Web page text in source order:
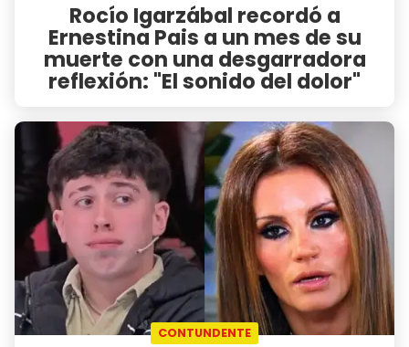
Rocío Igarzábal recordó a
Ernestina Pais a un mes de su
muerte con una desgarradora
reflexión: "El sonido del dolor"
CONTUNDENTE